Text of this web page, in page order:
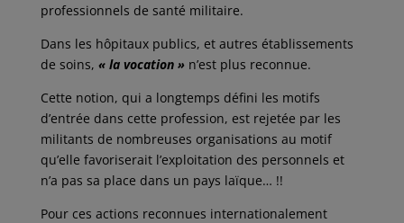
professionnels de santé militaire.
Dans les hôpitaux publics, et autres établissements
de soins, « la vocation » n’est plus reconnue.
Cette notion, qui a longtemps défini les motifs
d’entrée dans cette profession, est rejetée par les
militants de nombreuses organisations au motif
qu’elle favoriserait l’exploitation des personnels et
n’a pas sa place dans un pays laïque… !!
Pour ces actions reconnues internationalement